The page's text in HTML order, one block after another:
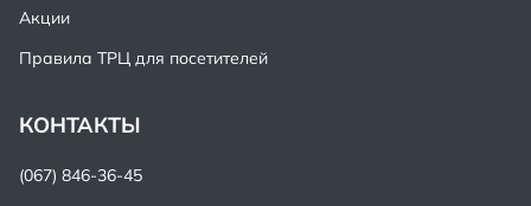
Акции
Правила ТРЦ для посетителей
КОНТАКТЫ
(067) 846-36-45